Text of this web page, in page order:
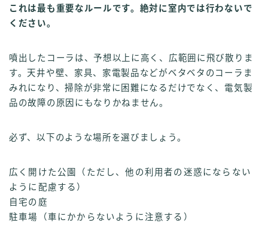
これは最も重要なルールです。絶対に室内では行わないで
ください。
噴出したコーラは、予想以上に高く、広範囲に飛び散りま
す。天井や壁、家具、家電製品などがベタベタのコーラま
みれになり、掃除が非常に困難になるだけでなく、電気製
品の故障の原因にもなりかねません。
必ず、以下のような場所を選びましょう。
広く開けた公園（ただし、他の利用者の迷惑にならない
ように配慮する）
自宅の庭
駐車場（車にかからないように注意する）